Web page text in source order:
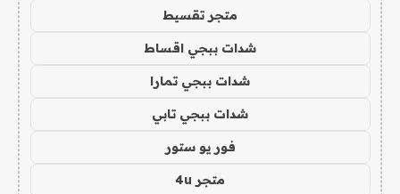
متجر تقسيط
شدات ببجي اقساط
شدات ببجي تمارا
شدات ببجي تابي
فور يو ستور
متجر 4u